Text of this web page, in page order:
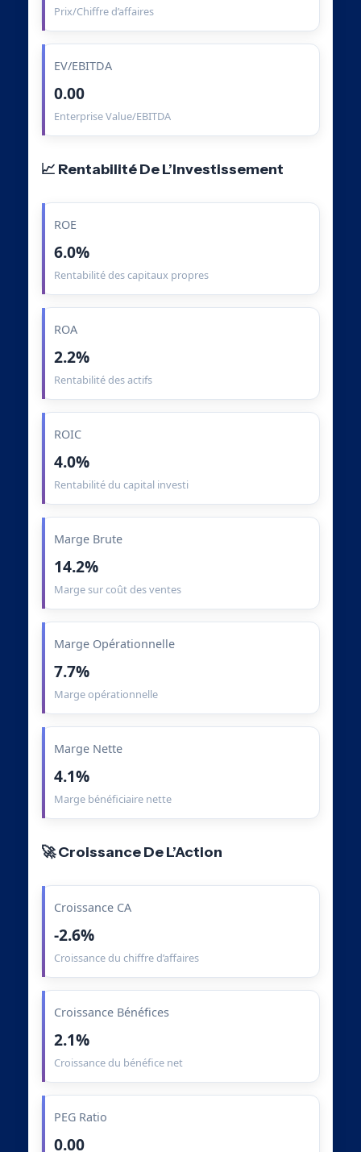
Prix/Chiffre d’affaires
EV/EBITDA
0.00
Enterprise Value/EBITDA
📈 Rentabilité De L’Investissement
ROE
6.0%
Rentabilité des capitaux propres
ROA
2.2%
Rentabilité des actifs
ROIC
4.0%
Rentabilité du capital investi
Marge Brute
14.2%
Marge sur coût des ventes
Marge Opérationnelle
7.7%
Marge opérationnelle
Marge Nette
4.1%
Marge bénéficiaire nette
🚀 Croissance De L’Action
Croissance CA
-2.6%
Croissance du chiffre d’affaires
Croissance Bénéfices
2.1%
Croissance du bénéfice net
PEG Ratio
0.00